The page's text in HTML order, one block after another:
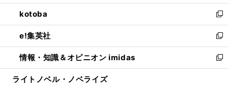
開
く
ウ
で
開
く
ン
ド
ウ
で
開
く
ウ
ィ
ン
ド
ウ
で
開
し
い
ウ
ィ
ン
ド
ウ
kotoba
新
し
い
ウ
ィ
ン
e!集英社
新
し
い
ウ
情報・知識＆オピニオン imidas
新
し
ライトノベル・ノベライズ